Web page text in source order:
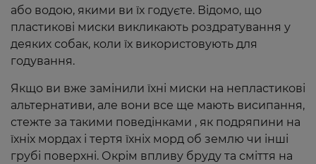
або водою, якими ви їх годуєте. Відомо, що
пластикові миски викликають роздратування у
деяких собак, коли їх використовують для
годування.
Якщо ви вже замінили їхні миски на непластикові
альтернативи, але вони все ще мають висипання,
стежте за такими поведінками , як подряпини на
їхніх мордах і тертя їхніх морд об землю чи інші
грубі поверхні. Окрім впливу бруду та сміття на